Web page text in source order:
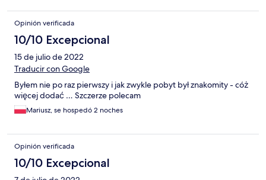
Opinión verificada
10/10 Excepcional
15 de julio de 2022
Traducir con Google
Byłem nie po raz pierwszy i jak zwykle pobyt był znakomity - cóż
więcej dodać … Szczerze polecam
Mariusz, se hospedó 2 noches
Opinión verificada
10/10 Excepcional